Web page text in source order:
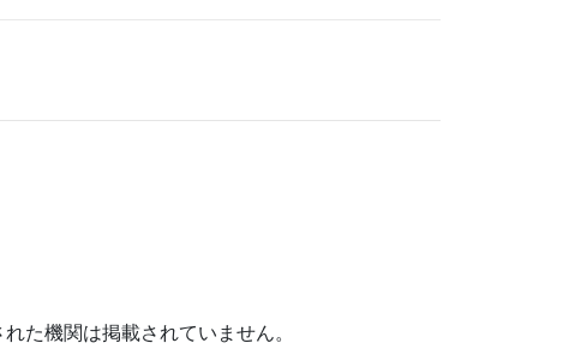
た機関は掲載されていません。